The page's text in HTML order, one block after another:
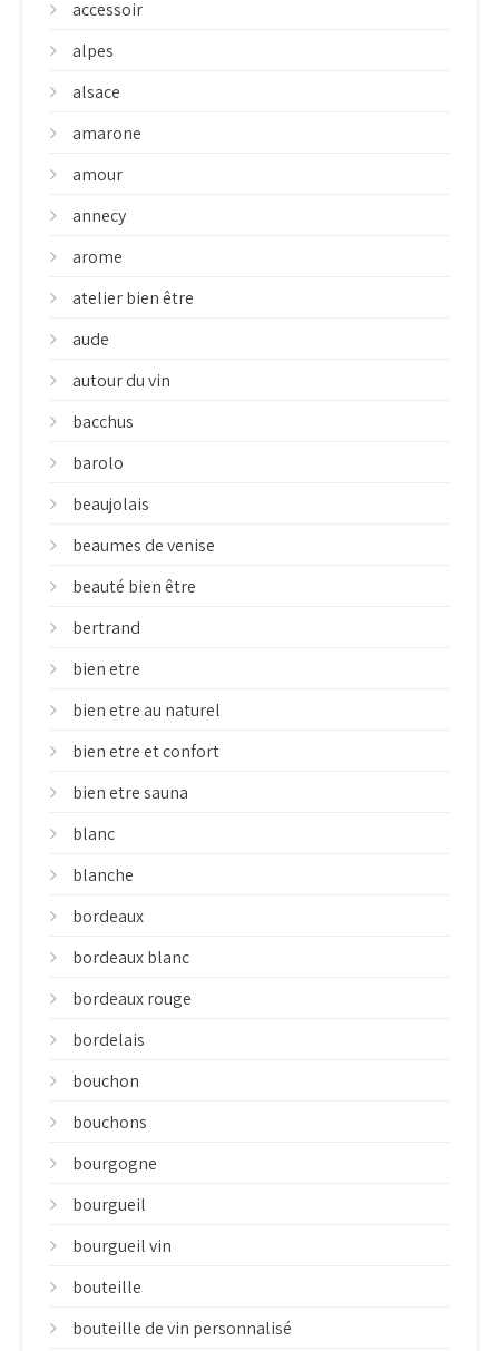
accessoir
alpes
alsace
amarone
amour
annecy
arome
atelier bien être
aude
autour du vin
bacchus
barolo
beaujolais
beaumes de venise
beauté bien être
bertrand
bien etre
bien etre au naturel
bien etre et confort
bien etre sauna
blanc
blanche
bordeaux
bordeaux blanc
bordeaux rouge
bordelais
bouchon
bouchons
bourgogne
bourgueil
bourgueil vin
bouteille
bouteille de vin personnalisé